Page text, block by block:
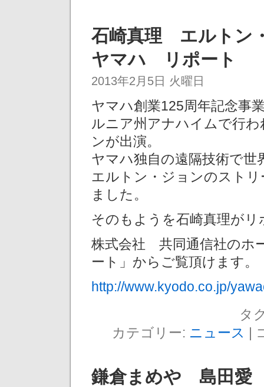
石崎真理 エルトン
ヤマハ リポート
2013年2月5日 火曜日
ヤマハ創業125周年記念事
ルニア州アナハイムで行
ンが出演。
ヤマハ独自の遠隔技術で
エルトン・ジョンのスト
ました。
そのもようを石崎真理が
株式会社 共同通信社のホ
ート」からご覧頂けます。
http://www.kyodo.co.jp/
タ
カテゴリー: ニュース |
鎌倉まめや 島田愛